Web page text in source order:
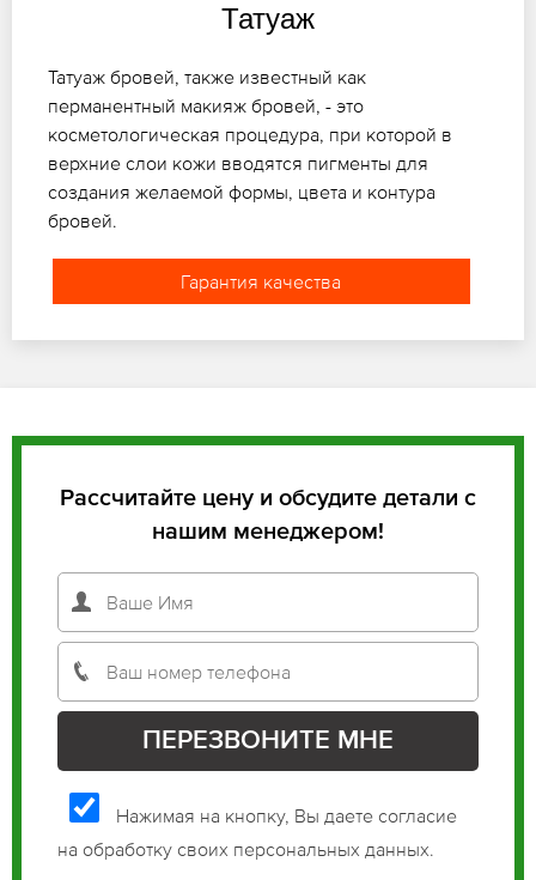
Татуаж
Татуаж бровей, также известный как
перманентный макияж бровей, - это
косметологическая процедура, при которой в
верхние слои кожи вводятся пигменты для
создания желаемой формы, цвета и контура
бровей.
Гарантия качества
Рассчитайте цену и обсудите детали с
нашим менеджером!
Нажимая на кнопку, Вы даете согласие
на обработку своих персональных данных.